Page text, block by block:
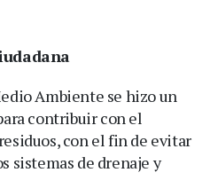
Ambiente se hizo un
contribuir con el
con el fin de evitar
sistemas de drenaje y